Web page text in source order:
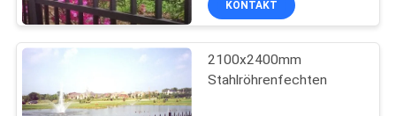
KONTAKT
2100x2400mm
Stahlröhrenfechten